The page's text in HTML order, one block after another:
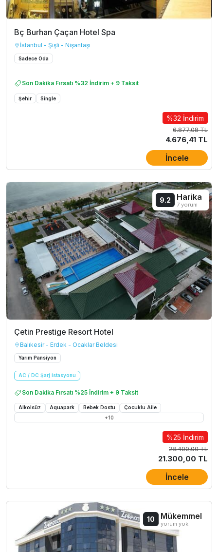
Bç Burhan Çaçan Hotel Spa
İstanbul - Şişli - Nişantaşı
Sadece Oda
Son Dakika Fırsatı %32 İndirim + 9 Taksit
Şehir Single
%32 İndirim
6.877,08 TL
4.676,41 TL
İncele
Çetin Prestige Resort Hotel
Balıkesir - Erdek - Ocaklar Beldesi
Yarım Pansiyon
AC / DC Şarj istasyonu
Son Dakika Fırsatı %25 İndirim + 9 Taksit
Alkolsüz Aquapark Bebek Dostu
Çocuklu Aile
+10
9.2 Harika
7 yorum
%25 İndirim
28.400,00 TL
21.300,00 TL
İncele
10 Mükemmel
yorum yok